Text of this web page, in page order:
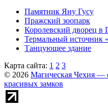
Памятник Яну Гусу
Пражский зоопарк
Королевский дворец в
Термальный источник
Танцующее здание
Карта сайта: 1 2 3
© 2026 Магическая Чехия —
красивых замков